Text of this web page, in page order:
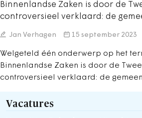
Binnenlandse Zaken is door de
controversieel verklaard: de
Jan Verhagen 15 september 2023
Welgeteld één onderwerp op het
Binnenlandse Zaken is door de
controversieel verklaard: de
Vacatures